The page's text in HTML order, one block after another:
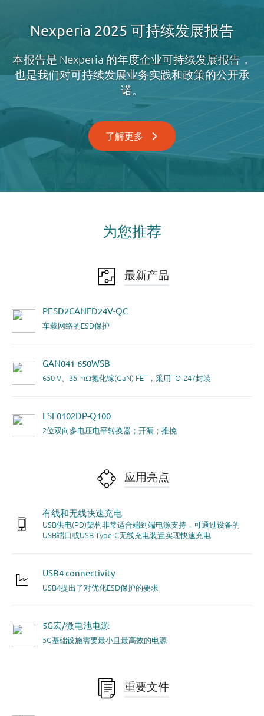
Nexperia 2025 可持续发展报告
本报告是 Nexperia 的年度企业可持续发展报告，
也是我们对可持续发展业务实践和政策的公开承
诺。
了解更多
为您推荐
最新产品
PESD2CANFD24V-QC
车载网络的ESD保护
GAN041-650WSB
650 V、35 mΩ氮化镓(GaN) FET，采用TO-247封装
LSF0102DP-Q100
2位双向多电压电平转换器；开漏；推挽
应用亮点
有线和无线快速充电
USB供电(PD)架构非常适合端到端电源支持，可通过设备的
USB端口或USB Type-C无线充电装置实现快速充电
USB4 connectivity
USB4提出了对优化ESD保护的要求
5G宏/微电池电源
5G基础设施需要最小且最高效的电源
重要文件